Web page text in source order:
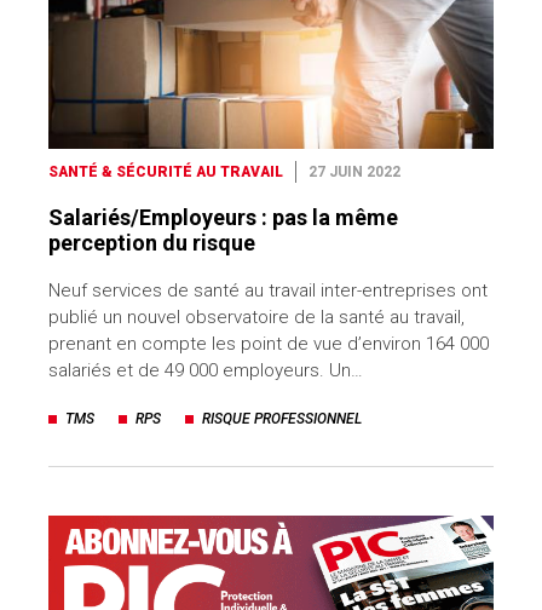
SANTÉ & SÉCURITÉ AU TRAVAIL 27 JUIN 2022
Salariés/Employeurs : pas la même
perception du risque
Neuf services de santé au travail inter-entreprises ont
publié un nouvel observatoire de la santé au travail,
prenant en compte les point de vue d’environ 164 000
salariés et de 49 000 employeurs. Un…
TMS RPS RISQUE PROFESSIONNEL